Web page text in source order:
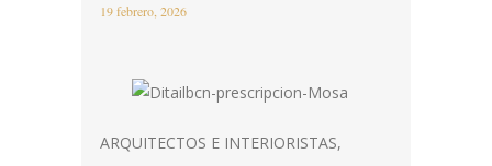
19 febrero, 2026
ARQUITECTOS E INTERIORISTAS,